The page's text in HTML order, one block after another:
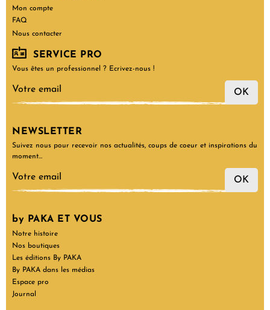
Mon compte
FAQ
Nous contacter
SERVICE PRO
Vous êtes un professionnel ? Ecrivez-nous !
OK
NEWSLETTER
Suivez nous pour recevoir nos actualités, coups de coeur et inspirations du
moment…
OK
by PAKA ET VOUS
Notre histoire
Nos boutiques
Les éditions By PAKA
By PAKA dans les médias
Espace pro
Journal